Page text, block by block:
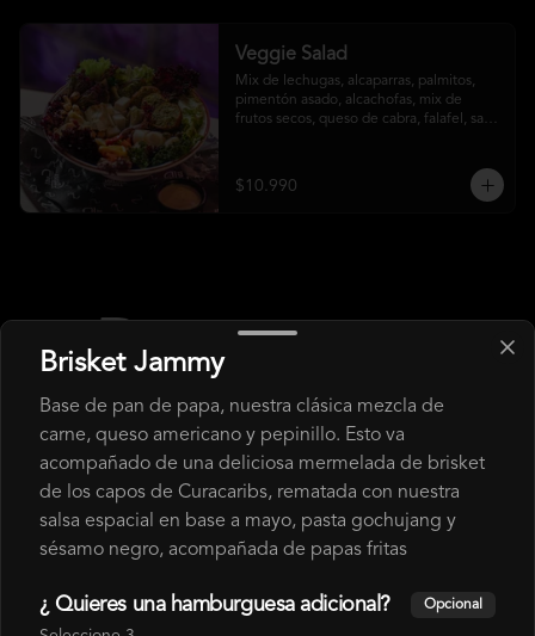
Veggie Salad
Mix de lechugas, alcaparras, palmitos,
pimentón asado, alcachofas, mix de
frutos secos, queso de cabra, falafel, salsa
$10.990
Conócenos
Despacho
Política de privacidad
Brisket Jammy
Base de pan de papa, nuestra clásica mezcla de
carne, queso americano y pepinillo. Esto va
acompañado de una deliciosa mermelada de brisket
de los capos de Curacaribs, rematada con nuestra
salsa espacial en base a mayo, pasta gochujang y
sésamo negro, acompañada de papas fritas
¿ Quieres una hamburguesa adicional? Opcional